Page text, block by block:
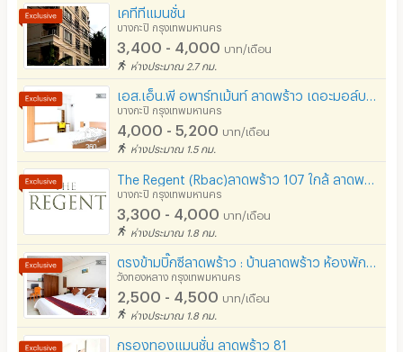
เคทีทีแมนชั่น
บางกะปิ กรุงเทพมหานคร
3,400 - 4,000 บาท/เดือน
ห่างประมาณ 2.7 กม.
บางกะปิ กรุงเทพมหานคร
4,000 - 5,200 บาท/เดือน
ห่างประมาณ 1.5 กม.
บางกะปิ กรุงเทพมหานคร
3,300 - 4,000 บาท/เดือน
ห่างประมาณ 1.8 กม.
วังทองหลาง กรุงเทพมหานคร
2,500 - 4,500 บาท/เดือน
ห่างประมาณ 1.8 กม.
กรองทองแมนชั่น ลาดพร้าว 81